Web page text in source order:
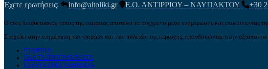
Έχετε ερωτήσεις; info@aitoliki.gr Ε.Ο. ΑΝΤΙΡΡΙΟΥ – ΝΑΥΠΑΚΤΟΥ +30
Ο νέος διαδικτυακός τόπος της εταιρείας αποτελεί το σύγχρονο μέσο ενημέρωσης και
Στοχεύει στην ενημέρωση των φορέων και των πολιτών της περιοχής, προσδοκώντας στην
ΕΤΑΙΡΕΙΑ
ΟΛΑ ΤΑ ΠΡΟΓΡΑΜΜΑΤΑ
ΕΝΕΡΓΑ ΠΡΟΓΡΑΜΜΑΤΑ